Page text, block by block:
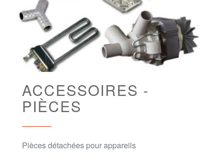
ACCESSOIRES -
PIÈCES
Pièces détachées pour appareils